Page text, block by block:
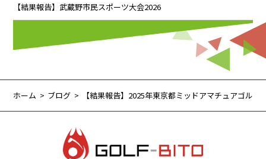
【結果報告】武蔵野市民スポーツ大会2026
ホーム ブログ 【結果報告】2025年東京都ミッドアマチュアゴル